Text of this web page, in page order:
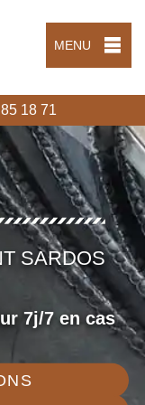
MENU
18 71
SARDOS
7j/7 en cas